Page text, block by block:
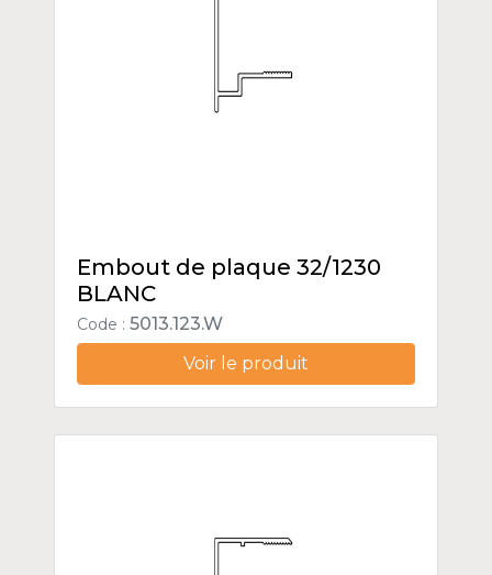
Embout de plaque 32/1230
BLANC
Code : 5013.123.W
Voir le produit